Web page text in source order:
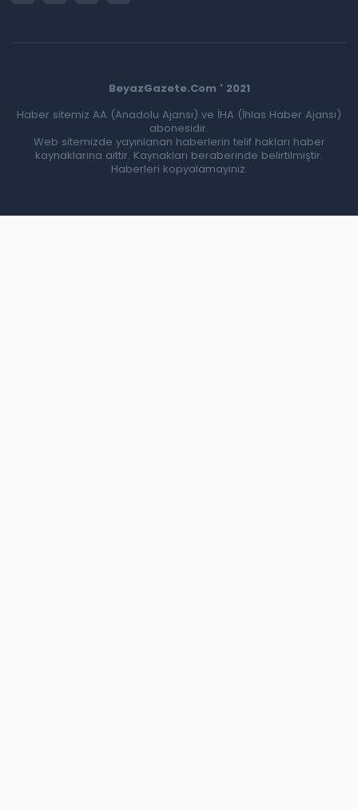
BeyazGazete.Com ' 2021
Haber sitemiz AA (Anadolu Ajansı) ve İHA (İhlas Haber Ajansı)
abonesidir.
Web sitemizde yayınlanan haberlerin telif hakları haber
kaynaklarına aittir. Kaynakları beraberinde belirtilmiştir.
Haberleri kopyalamayınız.